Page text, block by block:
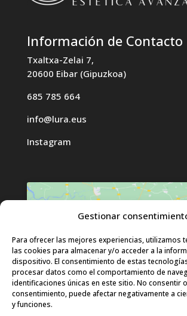
Gestionar
Para ofrecer las mejores experiencias, utilizamos
las cookies para almacenar y/o acceder a la
dispositivo. El consentimiento de estas
procesar datos como el comportamiento de
identificaciones únicas en este sitio. No consentir
consentimiento, puede afectar negativamente a
y funciones.
Información de Contacto
Txaltxa-Zelai 7,
20600 Eibar (Gipuzkoa)
685 785 664
info@lura.eus
Instagram
Haz clic para aceptar cookies de
marketing y permitir este contenido